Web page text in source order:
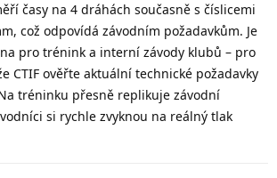
časy na 4 dráhách současně s číslicemi
což odpovídá závodním požadavkům. Je
pro trénink a interní závody klubů – pro
CTIF ověřte aktuální technické požadavky
tréninku přesně replikuje závodní
si rychle zvyknou na reálný tlak